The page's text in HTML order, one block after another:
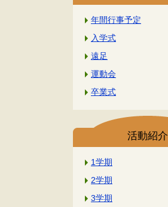
年間行事予定
入学式
遠足
運動会
卒業式
活動紹介
1学期
2学期
3学期